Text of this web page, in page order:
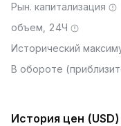
Рын. капитализация
объем, 24Ч
Исторический
В обороте
История цен (USD)